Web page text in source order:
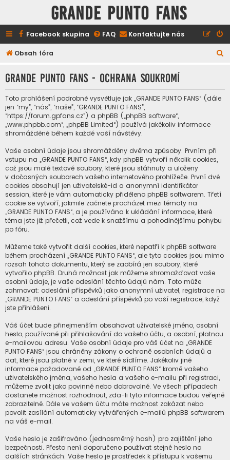
GRANDE PUNTO FANS
Facebook skupina FAQ Kontaktujte nás
Obsah fóra
d
GRANDE PUNTO FANS - Ochrana soukromí
Toto prohlášení podrobně vysvětluje jak „GRANDE PUNTO FANS“ (dále
jen “my”, “nás”, “naše”, “GRANDE PUNTO FANS”,
“https://forum.gpfans.cz”) a phpBB („phpBB software“,
„www.phpbb.com“, „phpBB Limited“) používá jakékoliv informace
shromážděné během každé vaší návštěvy.
Vaše osobní údaje jsou shromážděny dvěma způsoby. Prvním při
vstupu na „GRANDE PUNTO FANS“, kdy phpBB vytvoří několik cookies,
což jsou malé textové soubory, které jsou stáhnuty a uloženy
v dočasných souborech vašeho internetového prohlížeče. První dvě
cookies obsahují jen uživatelské-id a anonymní identifikátor
session, které je vám automaticky přiděleno phpBB softwarem. Třetí
cookie se vytvoří, jakmile začnete procházet mezi tématy na
„GRANDE PUNTO FANS“, a je používána k ukládání informace, které
téma jste již přečetli, což vede k snažšímu a pohodlnějšímu pohybu
po fóru.
Můžeme také vytvořit další cookies, které nepatří k phpBB software
během procházení „GRANDE PUNTO FANS“, ale tyto cookies jsou mimo
rozsah tohoto dokumentu, který se zaobírá jen soubory, které
vytvořilo phpBB. Druhá možnost jak můžeme shromažďovat vaše
osobní údaje, je vaše odeslání těchto údajů nám. Toto může
zahrnovat: odeslání příspěvků jako anonymní uživatel, registrace na
„GRANDE PUNTO FANS“ a odeslání příspěvků po vaší registrace, když
jste přihlášeni.
Váš účet bude přinejmenším obsahovat uživatelské jméno, osobní
heslo, používané při přihlašování do vašeho účtu, a osobní, platnou
e-mailovou adresu. Vaše osobní údaje pro váš účet na „GRANDE
PUNTO FANS“ jsou chráněny zákony o ochraně osobních údajů a
dat, které jsou platné v zemi, ve které sídlíme. Jakékoliv jiné
informace požadované od „GRANDE PUNTO FANS“ kromě vašeho
uživatelského jména, vašeho hesla a vašeho e-mailu při registraci,
můžeme zvolit jako povinné nebo dobrovolné. Ve všech případech
dostanete možnost rozhodnout, zda-li tyto informace budou veřejně
zobrazitelné. Dále ve vašem účtu máte možnost zakázat nebo
povolit zasílání automaticky vytvářených e-mailů phpBB softwarem
na váš e-mail.
Vaše heslo je zašifrováno (jednosměrný hash) pro zajištění jeho
bezpečnosti. Přesto není doporučeno používat stejné heslo na
dalších stránkách. Vaše heslo je prostředek k přístupu k vašemu